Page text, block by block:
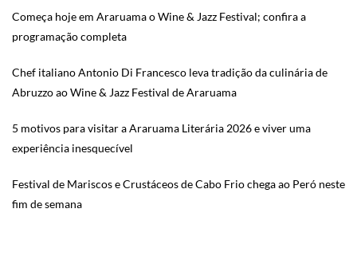
Começa hoje em Araruama o Wine & Jazz Festival; confira a
programação completa
Chef italiano Antonio Di Francesco leva tradição da culinária de
Abruzzo ao Wine & Jazz Festival de Araruama
5 motivos para visitar a Araruama Literária 2026 e viver uma
experiência inesquecível
Festival de Mariscos e Crustáceos de Cabo Frio chega ao Peró neste
fim de semana